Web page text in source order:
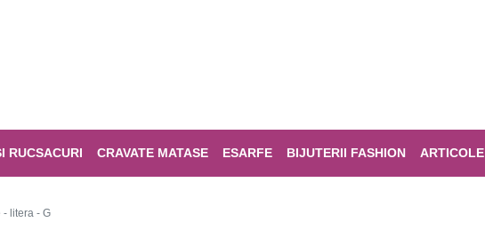
RUCSACURI CRAVATE MATASE ESARFE BIJUTERII FASHION
- litera - G